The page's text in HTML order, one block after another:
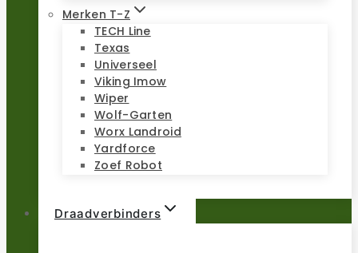
Merken T-Z
TECH Line
Texas
Universeel
Viking Imow
Wiper
Wolf-Garten
Worx Landroid
Yardforce
Zoef Robot
Draadverbinders